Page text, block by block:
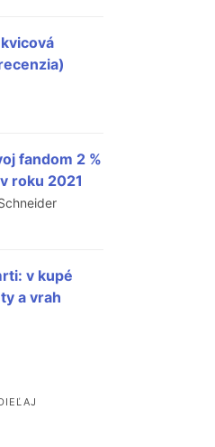
fandom 2 %
roku 2021
v kupé
a vrah